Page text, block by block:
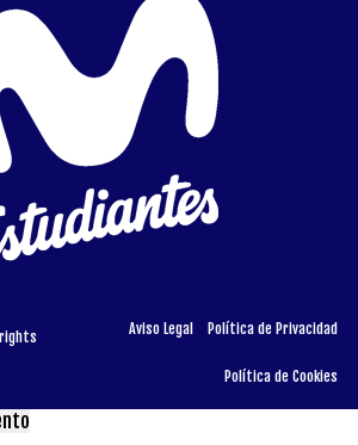
Aviso Legal Política de Privacidad
Política de Cookies